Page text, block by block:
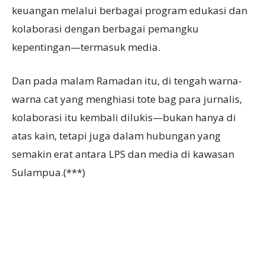
keuangan melalui berbagai program edukasi dan
kolaborasi dengan berbagai pemangku
kepentingan—termasuk media.
Dan pada malam Ramadan itu, di tengah warna-
warna cat yang menghiasi tote bag para jurnalis,
kolaborasi itu kembali dilukis—bukan hanya di
atas kain, tetapi juga dalam hubungan yang
semakin erat antara LPS dan media di kawasan
Sulampua.(***)